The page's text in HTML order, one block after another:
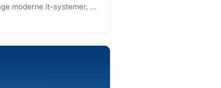
moderne it-systemer, at
er tilgængelig. Men